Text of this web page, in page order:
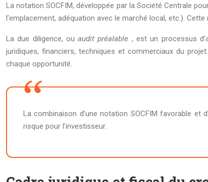
La notation SOCFIM, développée par la Société Centrale
l’emplacement, adéquation avec le marché local, etc.).
La due diligence, ouaudit préalable , est un processus
juridiques, financiers, techniques et commerciaux du
chaque opportunité.
La combinaison d’une notation SOCFIM favorable
risque pour l’investisseur.